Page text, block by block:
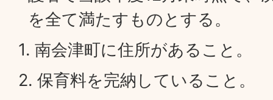
を全て満たすものとする。
1. 南会津町に住所があること。
2. 保育料を完納していること。